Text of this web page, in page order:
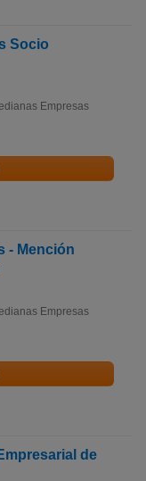
Socio
Empresas
- Mención
Empresas
de